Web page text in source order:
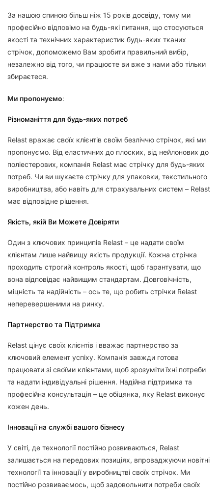
За нашою спиною більш ніж 15 років досвіду, тому ми
професійно відповімо на будь-які питання, що стосуються
якості та технічних характеристик будь-яких тканих
стрічок, допоможемо Вам зробити правильний вибір,
незалежно від того, чи працюєте ви вже з нами або тільки
збираєтеся.
Ми пропонуємо:
Різноманіття для будь-яких потреб
Relast вражає своїх клієнтів своїм безліччю стрічок, які ми
пропонуємо. Від еластичних до плоских, від нейлонових до
поліестерових, компанія Relast має стрічку для будь-яких
потреб. Чи ви шукаєте стрічку для упаковки, текстильного
виробництва, або навіть для страхувальних систем – Relast
має відповідне рішення.
Якість, якій Ви Можете Довіряти
Один з ключових принципів Relast – це надати своїм
клієнтам лише найвищу якість продукції. Кожна стрічка
проходить строгий контроль якості, щоб гарантувати, що
вона відповідає найвищим стандартам. Довговічність,
міцність та надійність – ось те, що робить стрічки Relast
неперевершеними на ринку.
Партнерство та Підтримка
Relast цінує своїх клієнтів і вважає партнерство за
ключовий елемент успіху. Компанія завжди готова
працювати зі своїми клієнтами, щоб зрозуміти їхні потреби
та надати індивідуальні рішення. Надійна підтримка та
професійна консультація – це обіцянка, яку Relast виконує
кожен день.
Інновації на службі вашого бізнесу
У світі, де технології постійно розвиваються, Relast
залишається на передових позиціях, впроваджуючи новітні
технології та інновації у виробництві своїх стрічок. Ми
постійно розвиваємось, щоб задовольнити потреби своїх